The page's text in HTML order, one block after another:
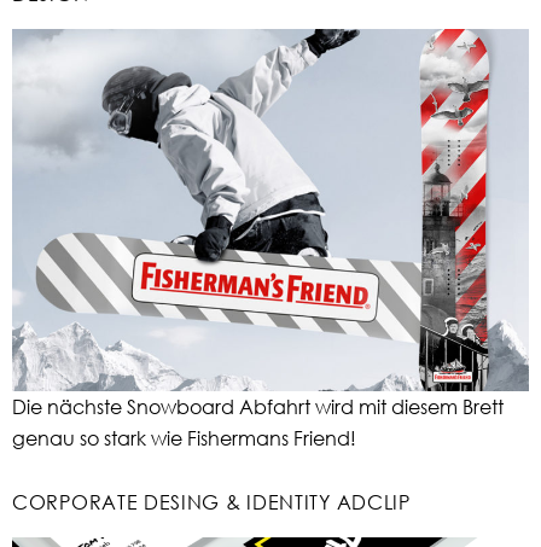
Die nächste Snowboard Abfahrt wird mit diesem Brett
genau so stark wie Fishermans Friend!
CORPORATE DESING & IDENTITY ADCLIP